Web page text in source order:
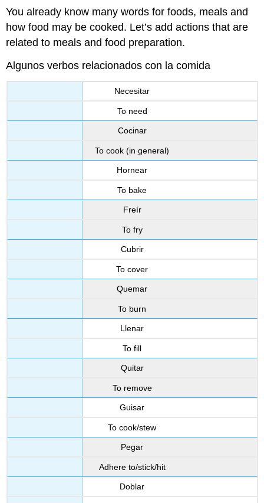
You already know many words for foods, meals and
how food may be cooked. Let’s add actions that are
related to meals and food preparation.
Algunos verbos relacionados con la comida
Necesitar
To need
Cocinar
To cook (in general)
Hornear
To bake
Freír
To fry
Cubrir
To cover
Quemar
To burn
Llenar
To fill
Quitar
To remove
Guisar
To cook/stew
Pegar
Adhere to/stick/hit
Doblar